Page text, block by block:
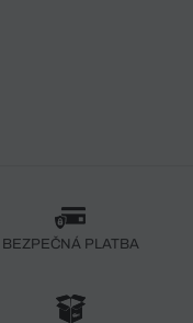
BEZPEČNÁ PLATBA